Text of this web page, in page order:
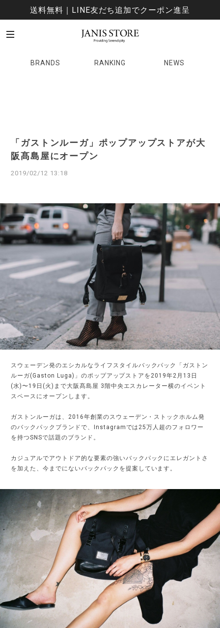
送料無料｜LINE友だち追加でクーポン進呈
BRANDS RANKING NEWS
「ガストンルーガ」ポップアップストアが大
阪髙島屋にオープン
2019/02/12 13:18
スウェーデン発のエシカルなライフスタイルバックパック「ガストン
ルーガ(Gaston Luga)」のポップアップストアを2019年2月13日
(水)〜19日(火)まで大阪髙島屋 3階中央エスカレーター横のイベント
スペースにオープンします。
ガストンルーガは、2016年創業のスウェーデン・ストックホルム発
のバックパックブランドで、Instagramでは25万人超のフォロワー
を持つSNSで話題のブランド。
カジュアルでアウトドア的な要素の強いバックパックにエレガントさ
を加えた、今までにないバックパックを提案しています。